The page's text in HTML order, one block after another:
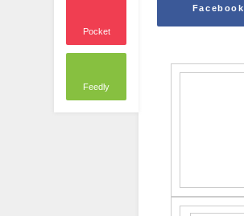
Pocket
Feedly
Facebook